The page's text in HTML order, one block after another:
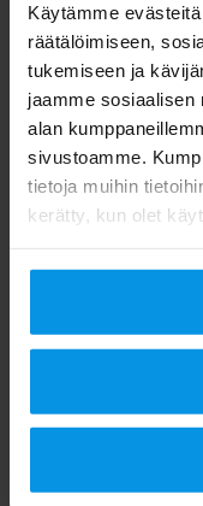
Käytämme
räätälöimiseen,
tukemiseen ja
jaamme sosiaalisen
alan
sivustoamme.
tietoja muihin
kerätty, kun olet
Digitan
5G-